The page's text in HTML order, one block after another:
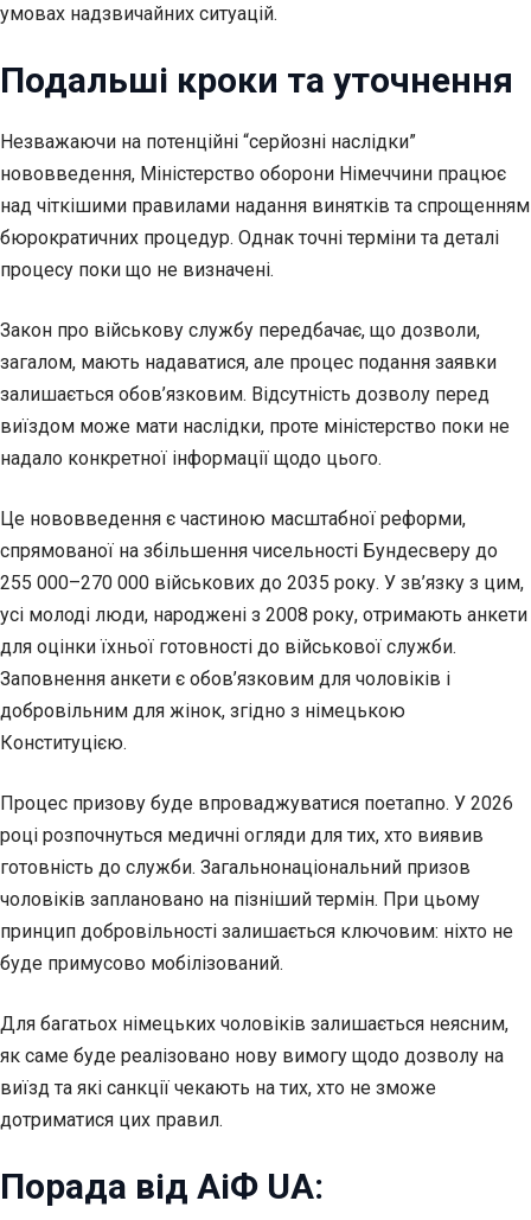
умовах надзвичайних ситуацій.
Подальші кроки та уточнення
Незважаючи на потенційні “серйозні наслідки”
нововведення, Міністерство оборони Німеччини працює
над чіткішими правилами надання винятків та спрощенням
бюрократичних процедур. Однак точні терміни та деталі
процесу поки що не визначені.
Закон про військову службу передбачає, що дозволи,
загалом, мають надаватися, але процес подання заявки
залишається обов’язковим. Відсутність дозволу перед
виїздом може мати наслідки, проте міністерство поки не
надало конкретної інформації щодо цього.
Це нововведення є частиною масштабної реформи,
спрямованої на збільшення чисельності Бундесверу до
255 000–270 000 військових до 2035 року. У зв’язку з цим,
усі молоді люди, народжені з 2008 року, отримають анкети
для оцінки їхньої готовності до військової служби.
Заповнення анкети є обов’язковим для чоловіків і
добровільним для жінок, згідно з німецькою
Конституцією.
Процес призову буде впроваджуватися поетапно. У 2026
році розпочнуться медичні огляди для тих, хто виявив
готовність до служби. Загальнонаціональний призов
чоловіків заплановано на пізніший термін. При цьому
принцип добровільності залишається ключовим: ніхто не
буде примусово мобілізований.
Для багатьох німецьких чоловіків залишається неясним,
як саме буде реалізовано нову вимогу щодо дозволу на
виїзд та які санкції чекають на тих, хто не зможе
дотриматися цих правил.
Порада від АіФ UA: